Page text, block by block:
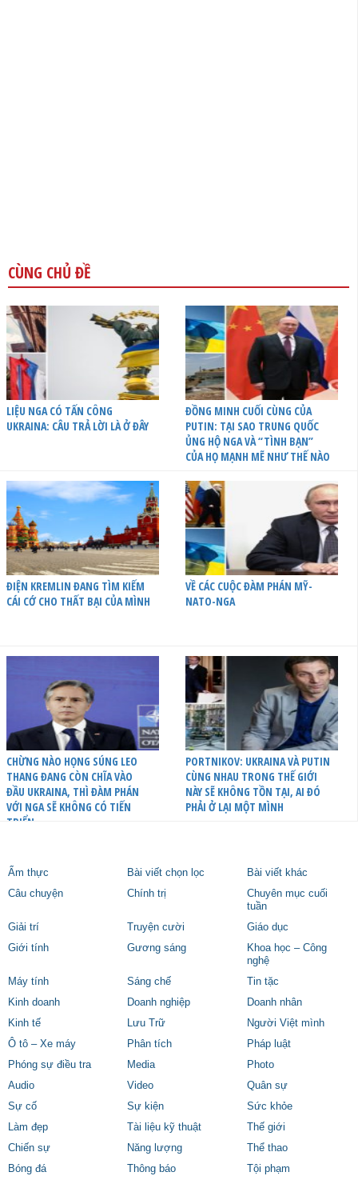
CÙNG CHỦ ĐỀ
LIỆU NGA CÓ TẤN CÔNG
UKRAINA: CÂU TRẢ LỜI LÀ Ở ĐÂY
ĐỒNG MINH CUỐI CÙNG CỦA
PUTIN: TẠI SAO TRUNG QUỐC
ỦNG HỘ NGA VÀ “TÌNH BẠN”
CỦA HỌ MẠNH MẼ NHƯ THẾ NÀO
ĐIỆN KREMLIN ĐANG TÌM KIẾM
CÁI CỚ CHO THẤT BẠI CỦA MÌNH
VỀ CÁC CUỘC ĐÀM PHÁN MỸ-
NATO-NGA
CHỪNG NÀO HỌNG SÚNG LEO
THANG ĐANG CÒN CHĨA VÀO
ĐẦU UKRAINA, THÌ ĐÀM PHÁN
VỚI NGA SẼ KHÔNG CÓ TIẾN
TRIỂN
PORTNIKOV: UKRAINA VÀ PUTIN
CÙNG NHAU TRONG THẾ GIỚI
NÀY SẼ KHÔNG TỒN TẠI, AI ĐÓ
PHẢI Ở LẠI MỘT MÌNH
Ẩm thực Bài viết chọn lọc
Bài viết khác
Câu chuyện
Chính trị
Chuyên mục cuối
tuần
Giải trí
Truyện cười
Giáo dục
Giới tính
Gương sáng
Khoa học – Công
nghệ
Máy tính
Sáng chế
Tin tặc
Kinh doanh
Doanh nghiệp
Doanh nhân
Kinh tế
Lưu Trữ
Người Việt mình
Ô tô – Xe máy
Phân tích
Pháp luật
Phóng sự điều tra
Media
Photo
Audio
Video
Quân sự
Sự cố
Sự kiện
Sức khỏe
Làm đẹp
Tài liệu kỹ thuật
Thế giới
Chiến sự
Năng lượng
Thể thao
Bóng đá
Thông báo
Tội phạm